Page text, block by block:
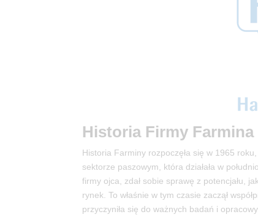
Historia Firmy Farmina
Historia Farminy rozpoczęła się w 1965
sektorze paszowym, która działała w
firmy ojca, zdał sobie sprawę z potencjału,
rynek. To właśnie w tym czasie zaczął
przyczyniła się do ważnych badań i